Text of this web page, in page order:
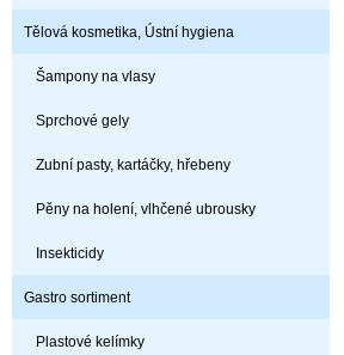
Tělová kosmetika, Ústní hygiena
Šampony na vlasy
Sprchové gely
Zubní pasty, kartáčky, hřebeny
Pěny na holení, vlhčené ubrousky
Insekticidy
Gastro sortiment
Plastové kelímky